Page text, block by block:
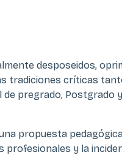
desposeidos,
tradiciones críticas
pregrado, Postgrado y
propuesta
profesionales y la